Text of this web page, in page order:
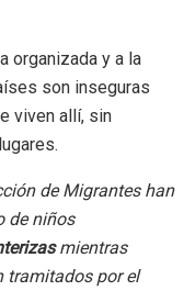
organizada y a la
son inseguras
viven allí, sin
de Migrantes han
de niños
mientras
tramitados por el